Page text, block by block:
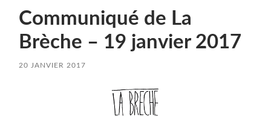
Communiqué de La
Brèche – 19 janvier 2017
20 JANVIER 2017